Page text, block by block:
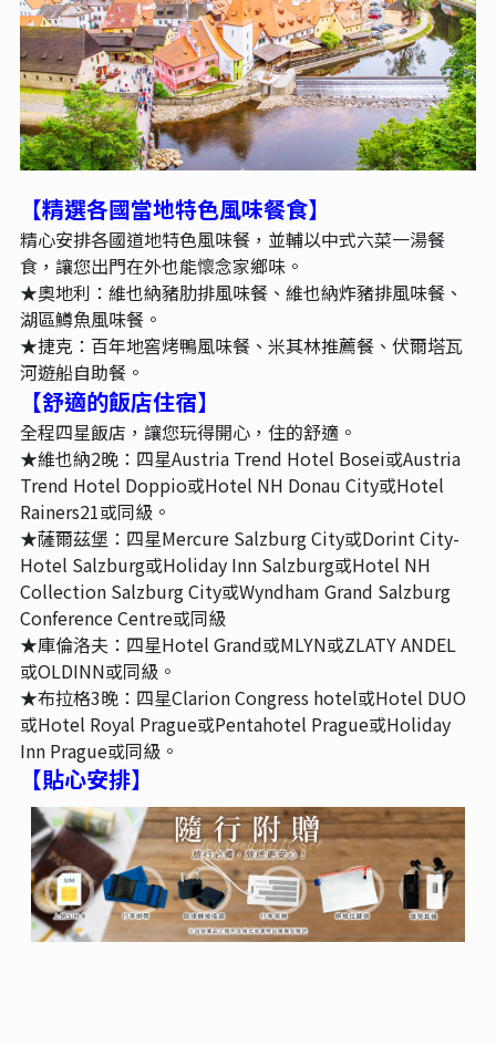
【精選各國當地特色風味餐食】
精心安排各國道地特色風味餐，並輔以中式六菜一湯餐
食，讓您出門在外也能懷念家鄉味。
★奧地利：維也納豬肋排風味餐、維也納炸豬排風味餐、
湖區鱒魚風味餐。
★捷克：百年地窖烤鴨風味餐、米其林推薦餐、伏爾塔瓦
河遊船自助餐。
【舒適的飯店住宿】
全程四星飯店，讓您玩得開心，住的舒適。
★維也納2晚：四星Austria Trend Hotel Bosei或Austria
Trend Hotel Doppio或Hotel NH Donau City或Hotel
Rainers21或同級。
★薩爾茲堡：四星Mercure Salzburg City或Dorint City-
Hotel Salzburg或Holiday Inn Salzburg或Hotel NH
Collection Salzburg City或Wyndham Grand Salzburg
Conference Centre或同級
★庫倫洛夫：四星Hotel Grand或MLYN或ZLATY ANDEL
或OLDINN或同級。
★布拉格3晚：四星Clarion Congress hotel或Hotel DUO
或Hotel Royal Prague或Pentahotel Prague或Holiday
Inn Prague或同級。
【貼心安排】